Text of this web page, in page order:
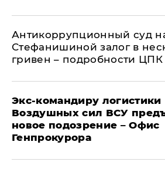
Антикоррупционный суд
Стефанишиной залог в
гривен – подробности ЦПК
Экс-командиру логистики
Воздушных сил ВСУ
новое подозрение – Офис
Генпрокурора